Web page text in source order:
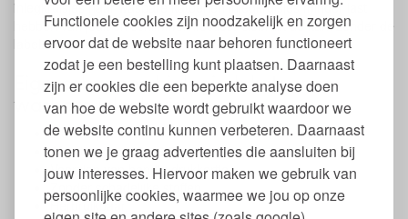
Functionele cookies zijn noodzakelijk en zorgen
ervoor dat de website naar behoren functioneert
zodat je een bestelling kunt plaatsen. Daarnaast
zijn er cookies die een beperkte analyse doen
van hoe de website wordt gebruikt waardoor we
de website continu kunnen verbeteren. Daarnaast
tonen we je graag advertenties die aansluiten bij
jouw interesses. Hiervoor maken we gebruik van
persoonlijke cookies, waarmee we jou op onze
inlegkruisjes naar wasbare katoenen inlegkruisjes minder last
hebben van jeuk en schimmelinfecties. Gebruik de kant zonder de
labels naar het lichaam.
Eigenschappen biologisch katoenen
wasbare inlegkruisjes
2 Stuks per set
Afmeting van 17 x 6,5 cm
Voorzien van handig drukkertje
Zonder schadelijke stoffen
Herbruikbaar